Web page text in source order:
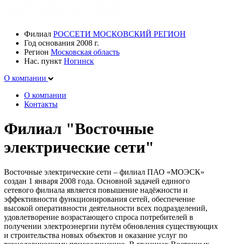
Филиал РОССЕТИ МОСКОВСКИЙ РЕГИОН
Год основания 2008 г.
Регион Московская область
Нас. пункт Ногинск
О компании
О компании
Контакты
Филиал "Восточные
электрические сети"
Восточные электрические сети – филиал ПАО «МОЭСК»
создан 1 января 2008 года. Основной задачей единого
сетевого филиала является повышение надёжности и
эффективности функционирования сетей, обеспечение
высокой оперативности деятельности всех подразделений,
удовлетворение возрастающего спроса потребителей в
получении электроэнергии путём обновления существующих
и строительства новых объектов и оказание услуг по